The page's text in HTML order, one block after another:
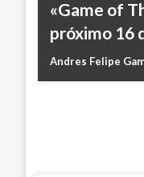
«Game of
próximo 16
Andres Felipe
Imágenes
Shannon de